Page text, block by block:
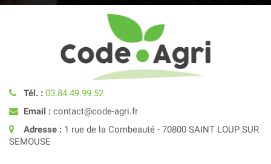
Tél. : 03.84.49.99.52
Email : contact@code-agri.fr
Adresse : 1 rue de la Combeauté - 70800 SAINT LOUP SUR
SEMOUSE